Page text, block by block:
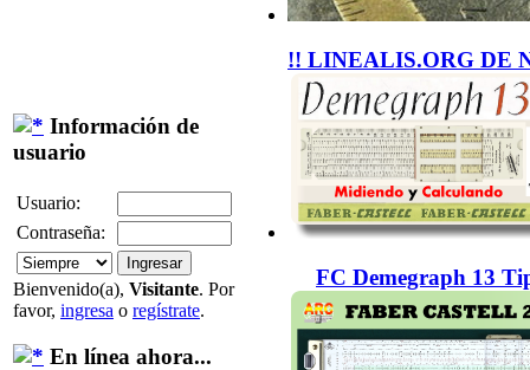
Información de
usuario
Usuario:
Contraseña:
Bienvenido(a), Visitante. Por
favor, ingresa o regístrate.
En línea ahora...
!! LINEALIS.ORG DE
FC Demegraph 13